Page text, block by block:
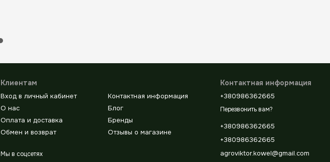
Клиентам
Вход в личный кабинет
О нас
Оплата и доставка
Обмен и возврат
Контактная информация
Блог
Бренды
Отзывы о магазине
Мы в соцсетях
Контактная информация
+380986362665
Перезвонить вам?
+380986362665
+380986362665
agroviktor.kowel@gmail.com